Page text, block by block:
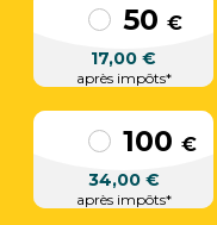
50€
17,00 €
après impôts*
100€
34,00€
après impôts*